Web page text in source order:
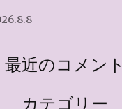
最近のコメント
カテゴリー